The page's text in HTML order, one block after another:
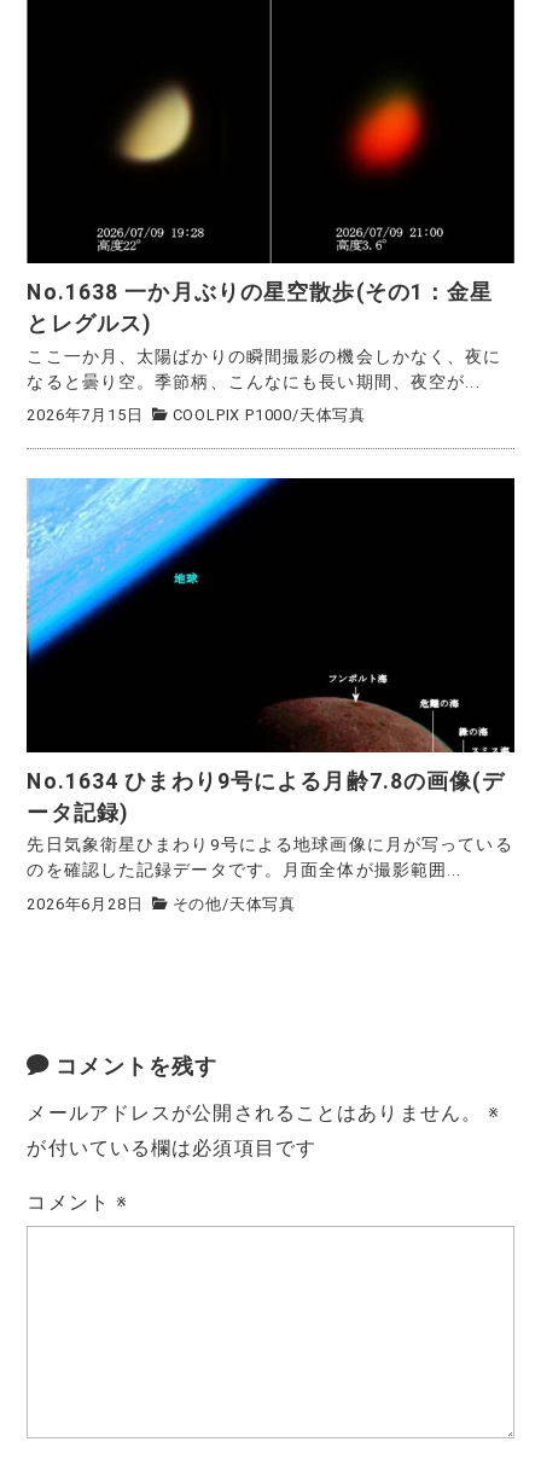
No.1638 一か月ぶりの星空散歩(その1：金星
とレグルス)
ここ一か月、太陽ばかりの瞬間撮影の機会しかなく、夜に
なると曇り空。季節柄、こんなにも長い期間、夜空が...
2026年7月15日 COOLPIX P1000/天体写真
No.1634 ひまわり9号による月齢7.8の画像(デ
ータ記録)
先日気象衛星ひまわり9号による地球画像に月が写っている
のを確認した記録データです。月面全体が撮影範囲...
2026年6月28日 その他/天体写真
コメントを残す
メールアドレスが公開されることはありません。
※
が付いている欄は必須項目です
コメント※